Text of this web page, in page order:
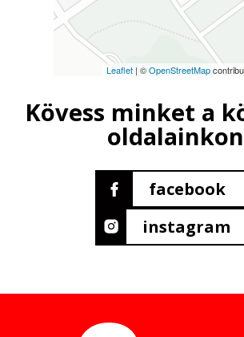
Leaflet| ©OpenStreetMap
Kövess minket a
facebook
instagram